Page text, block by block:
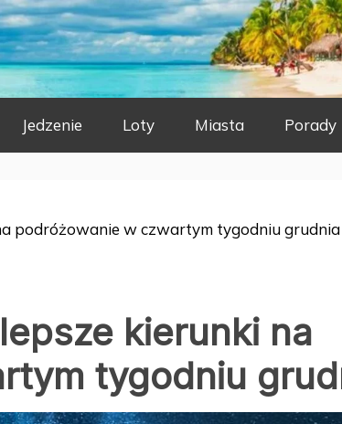
Jedzenie Loty Miasta Porady
podróżowanie w czwartym tygodniu grudnia
kierunki na
tygodniu